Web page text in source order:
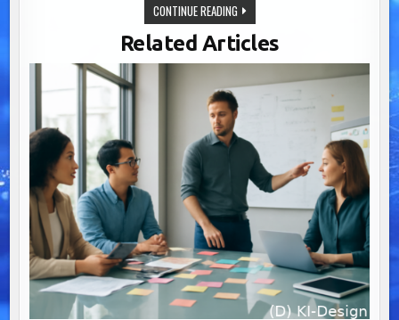
CONTINUE READINGEFFEKTIVE
DATENSTRATEGIEN:
SCHLÜSSEL
ZUR
COMPLIANCE
UND
RISIKOMINDERUNG
IN
UNTERNEHMEN
Related Articles